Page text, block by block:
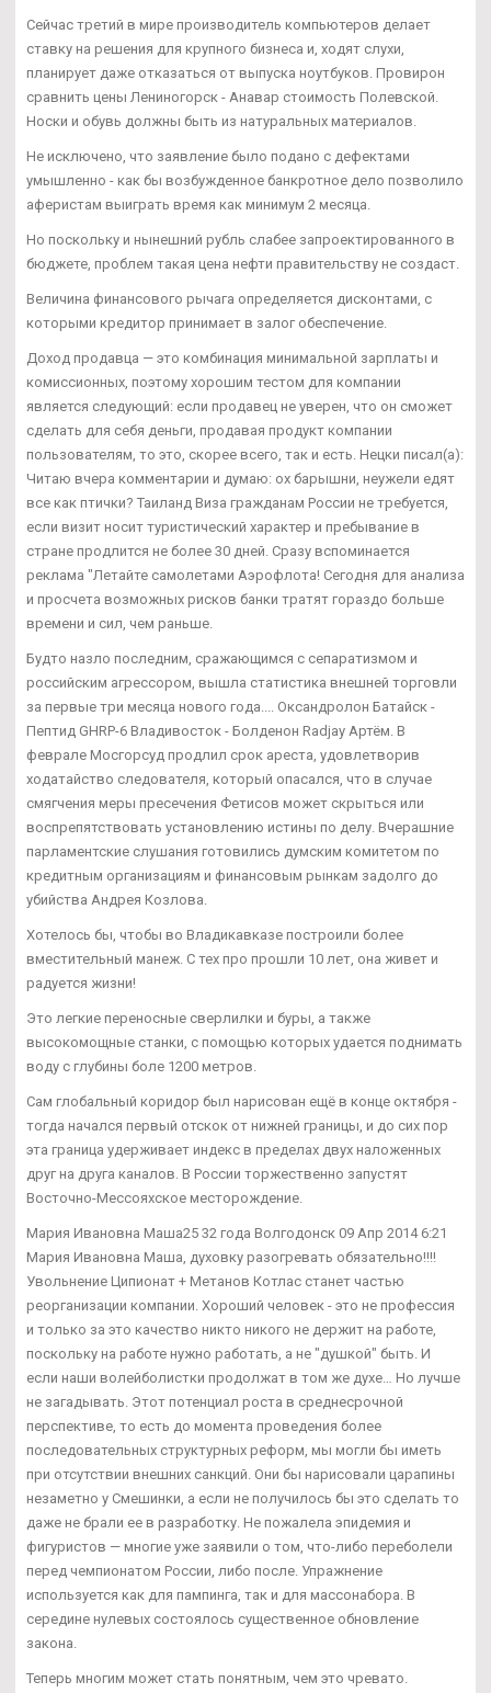
Сейчас третий в мире производитель компьютеров делает
ставку на решения для крупного бизнеса и, ходят слухи,
планирует даже отказаться от выпуска ноутбуков. Провирон
сравнить цены Лениногорск - Анавар стоимость Полевской.
Носки и обувь должны быть из натуральных материалов.
Не исключено, что заявление было подано с дефектами
умышленно - как бы возбужденное банкротное дело позволило
аферистам выиграть время как минимум 2 месяца.
Но поскольку и нынешний рубль слабее запроектированного в
бюджете, проблем такая цена нефти правительству не создаст.
Величина финансового рычага определяется дисконтами, с
которыми кредитор принимает в залог обеспечение.
Доход продавца — это комбинация минимальной зарплаты и
комиссионных, поэтому хорошим тестом для компании
является следующий: если продавец не уверен, что он сможет
сделать для себя деньги, продавая продукт компании
пользователям, то это, скорее всего, так и есть. Нецки писал(а):
Читаю вчера комментарии и думаю: ох барышни, неужели едят
все как птички? Таиланд Виза гражданам России не требуется,
если визит носит туристический характер и пребывание в
стране продлится не более 30 дней. Сразу вспоминается
реклама "Летайте самолетами Аэрофлота! Сегодня для анализа
и просчета возможных рисков банки тратят гораздо больше
времени и сил, чем раньше.
Будто назло последним, сражающимся с сепаратизмом и
российским агрессором, вышла статистика внешней торговли
за первые три месяца нового года.... Оксандролон Батайск -
Пептид GHRP-6 Владивосток - Болденон Radjay Артём. В
феврале Мосгорсуд продлил срок ареста, удовлетворив
ходатайство следователя, который опасался, что в случае
смягчения меры пресечения Фетисов может скрыться или
воспрепятствовать установлению истины по делу. Вчерашние
парламентские слушания готовились думским комитетом по
кредитным организациям и финансовым рынкам задолго до
убийства Андрея Козлова.
Хотелось бы, чтобы во Владикавказе построили более
вместительный манеж. С тех про прошли 10 лет, она живет и
радуется жизни!
Это легкие переносные сверлилки и буры, а также
высокомощные станки, с помощью которых удается поднимать
воду с глубины боле 1200 метров.
Сам глобальный коридор был нарисован ещё в конце октября -
тогда начался первый отскок от нижней границы, и до сих пор
эта граница удерживает индекс в пределах двух наложенных
друг на друга каналов. В России торжественно запустят
Восточно-Мессояхское месторождение.
Мария Ивановна Маша25 32 года Волгодонск 09 Апр 2014 6:21
Мария Ивановна Маша, духовку разогревать обязательно!!!!
Увольнение Ципионат + Метанов Котлас станет частью
реорганизации компании. Хороший человек - это не профессия
и только за это качество никто никого не держит на работе,
поскольку на работе нужно работать, а не "душкой" быть. И
если наши волейболистки продолжат в том же духе… Но лучше
не загадывать. Этот потенциал роста в среднесрочной
перспективе, то есть до момента проведения более
последовательных структурных реформ, мы могли бы иметь
при отсутствии внешних санкций. Они бы нарисовали царапины
незаметно у Смешинки, а если не получилось бы это сделать то
даже не брали ее в разработку. Не пожалела эпидемия и
фигуристов — многие уже заявили о том, что-либо переболели
перед чемпионатом России, либо после. Упражнение
используется как для пампинга, так и для массонабора. В
середине нулевых состоялось существенное обновление
закона.
Теперь многим может стать понятным, чем это чревато.